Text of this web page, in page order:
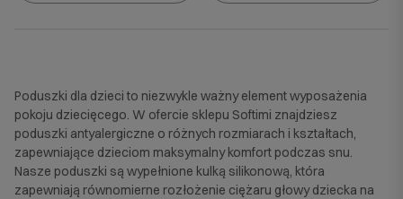
Poduszki dla dzieci to niezwykle ważny element wyposażenia
pokoju dziecięcego. W ofercie sklepu Softimi znajdziesz
poduszki antyalergiczne o różnych rozmiarach i kształtach,
zapewniające dzieciom maksymalny komfort podczas snu.
Nasze poduszki są wypełnione kulką silikonową, która
zapewniają równomierne rozłożenie ciężaru głowy dziecka na